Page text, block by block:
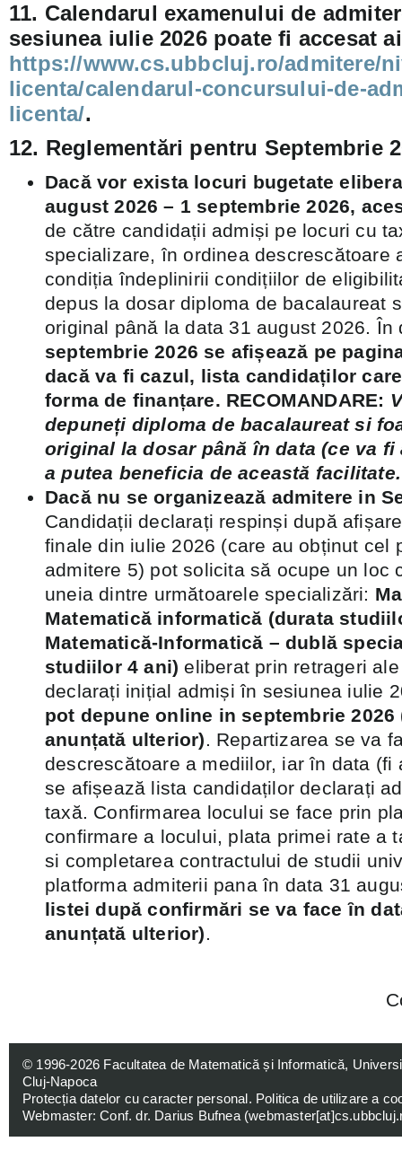
11. Calendarul examenului de
sesiunea iulie 2026 poate fi accesat
https://www.cs.ubbcluj.ro/admitere/
licenta/calendarul-concursului-de-
licenta/.
12. Reglementări pentru Septembrie
Dacă vor exista locuri bugetate
august 2026 – 1 septembrie 2026,
de către candidații admiși pe locuri cu
specializare, în ordinea descrescătoare
condiția îndeplinirii condițiilor de
depus la dosar diploma de bacalaureat
original până la data 31 august 2026.
septembrie 2026 se afișează pe
dacă va fi cazul, lista candidaților
forma de finanțare. RECOMANDARE:
depuneți diploma de bacalaureat si
original la dosar până în data (ce va fi
a putea beneficia de această facilitate.
Dacă nu se organizează admitere in
Candidații declarați respinși după
finale din iulie 2026 (care au obținut cel
admitere 5) pot solicita să ocupe un loc
uneia dintre următoarele specializări:
Matematică informatică (durata
Matematică-Informatică – dublă
studiilor 4 ani) eliberat prin retrageri
declarați inițial admiși în sesiunea iulie
pot depune online in septembrie 2026
anunțată ulterior). Repartizarea se va
descrescătoare a mediilor, iar în data (fi
se afișează lista candidaților declarați
taxă. Confirmarea locului se face prin
confirmare a locului, plata primei rate a
si completarea contractului de studii
platforma admiterii pana în data 31
listei după confirmări se va face ȋn
anunțată ulterior).
© 1996-2026 Facultatea de Matematică și Informatică,
Cluj-Napoca
Protecția datelor cu caracter personal. Politica de utilizare a
Webmaster: Conf. dr. Darius Bufnea (